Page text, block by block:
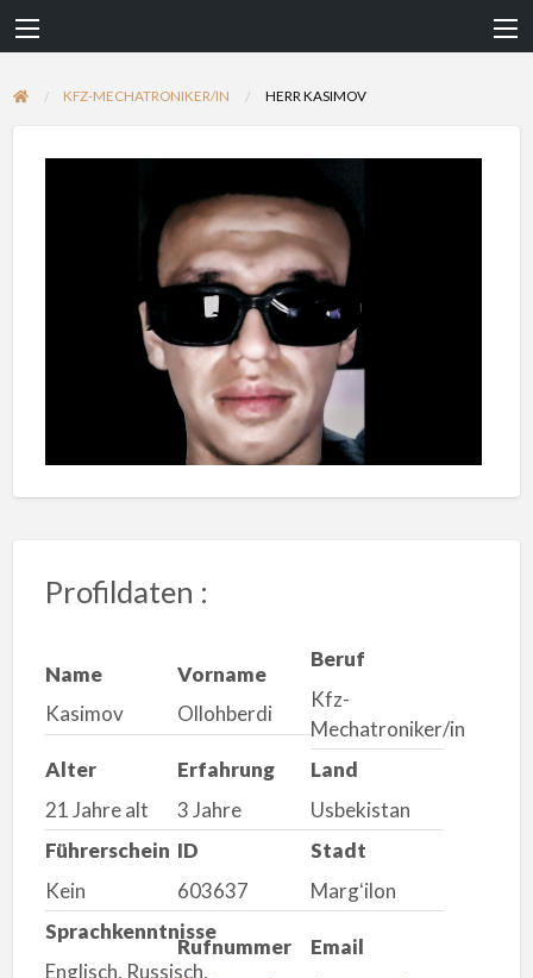
KFZ-MECHATRONIKER/IN HERR KASIMOV
Profildaten :
Name
Kasimov
Vorname
Ollohberdi
Beruf
Kfz-
Mechatroniker/in
Alter
21 Jahre alt
Erfahrung
3 Jahre
Land
Usbekistan
Führerschein
Kein
ID
603637
Stadt
Margʻilon
Sprachkenntnisse
Englisch, Russisch,
Rufnummer
Email